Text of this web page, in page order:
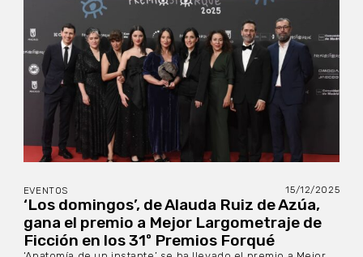
EVENTOS 15/12/2025
‘Los domingos’, de Alauda Ruiz de Azúa,
gana el premio a Mejor Largometraje de
Ficción en los 31º Premios Forqué